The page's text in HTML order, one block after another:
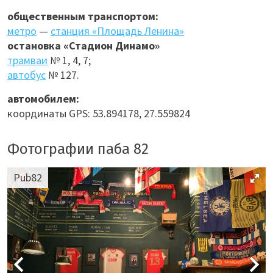
общественным транспортом:
метро — станция «Площадь Ленина»
остановка «Стадион Динамо»
трамваи № 1, 4, 7;
автобус № 127.
автомобилем:
координаты GPS: 53.894178, 27.559824
Фотографии паба 82
Pub82